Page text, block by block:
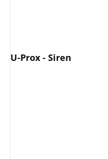
U-Prox - Siren